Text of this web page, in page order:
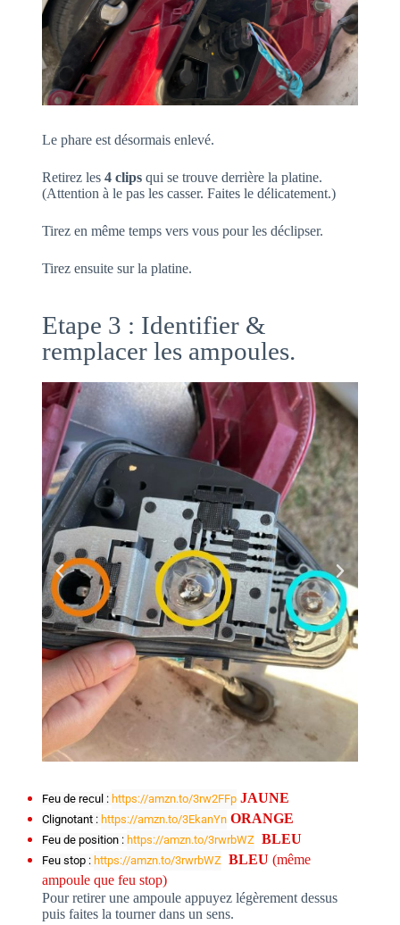
Le phare est désormais enlevé.
Retirez les 4 clipsqui se trouve derrière la platine.
(Attention à le pas les casser. Faites le délicatement.)
Tirez en même temps vers vous pour les déclipser.
Tirez ensuite sur la platine.
Etape 3 : Identifier &
remplacer les ampoules.
Feu de recul : https://amzn.to/3rw2FFp JAUNE
Clignotant : https://amzn.to/3EkanYn ORANGE
Feu de position : https://amzn.to/3rwrbWZ BLEU
Feu stop : https://amzn.to/3rwrbWZ BLEU (même
ampoule que feu stop)
Pour retirer une ampoule appuyez légèrement dessus
puis faites la tourner dans un sens.